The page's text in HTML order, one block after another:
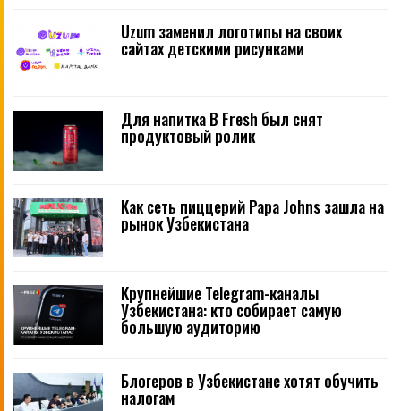
Uzum заменил логотипы на своих
сайтах детскими рисунками
Для напитка B Fresh был снят
продуктовый ролик
Как сеть пиццерий Papa Johns зашла на
рынок Узбекистана
Крупнейшие Telegram-каналы
Узбекистана: кто собирает самую
большую аудиторию
Блогеров в Узбекистане хотят обучить
налогам